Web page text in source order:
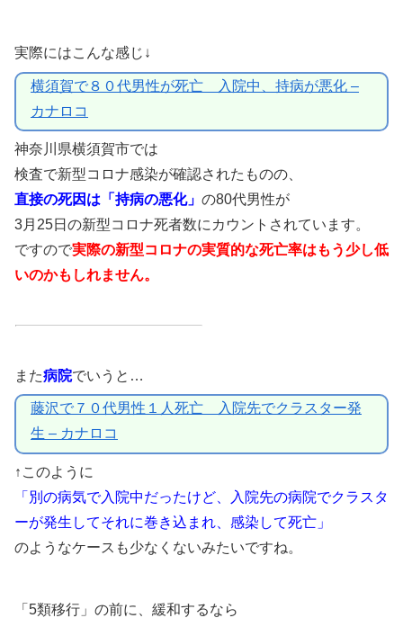
実際にはこんな感じ↓
横須賀で８０代男性が死亡 入院中、持病が悪化 –
カナロコ
神奈川県横須賀市では
検査で新型コロナ感染が確認されたものの、
直接の死因は「持病の悪化」 の80代男性が
3月25日の新型コロナ死者数にカウントされています。
ですので実際の新型コロナの実質的な死亡率はもう少し低
いのかもしれません。
また病院でいうと…
藤沢で７０代男性１人死亡 入院先でクラスター発
生 – カナロコ
↑このように
「別の病気で入院中だったけど、入院先の病院でクラスタ
ーが発生してそれに巻き込まれ、感染して死亡」
のようなケースも少なくないみたいですね。
「5類移行」の前に、緩和するなら